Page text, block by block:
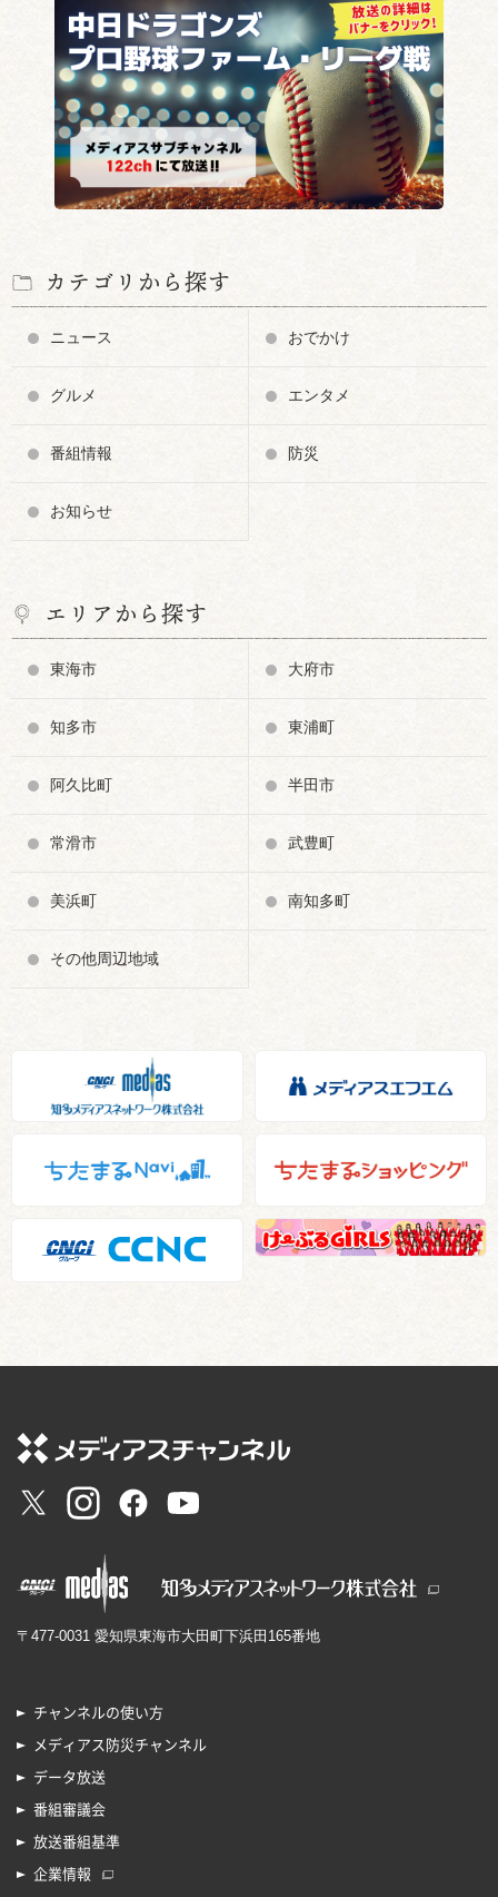
カテゴリから探す
ニュース おでかけ
グルメ エンタメ
番組情報 防災
お知らせ
エリアから探す
東海市 大府市
知多市 東浦町
阿久比町 半田市
常滑市 武豊町
美浜町 南知多町
その他周辺地域
〒477-0031 愛知県東海市大田町下浜田165番地
チャンネルの使い方
メディアス防災チャンネル
データ放送
番組審議会
放送番組基準
企業情報